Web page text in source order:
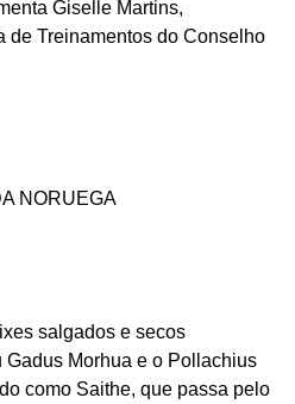
Giselle Martins,
de Treinamentos do Conselho
NORUEGA
salgados e secos
Morhua e o Pollachius
como Saithe, que passa pelo